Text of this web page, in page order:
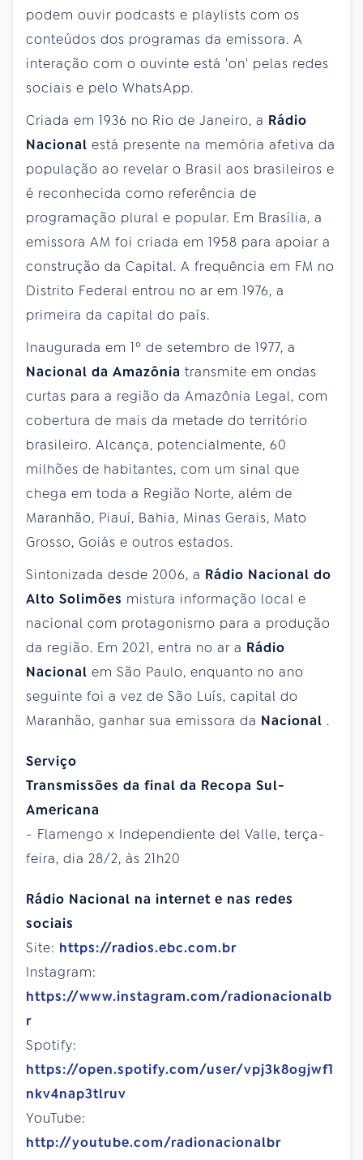
podem ouvir podcasts e playlists com os
conteúdos dos programas da emissora. A
interação com o ouvinte está 'on' pelas redes
sociais e pelo WhatsApp.
Criada em 1936 no Rio de Janeiro, a Rádio
Nacional está presente na memória afetiva da
população ao revelar o Brasil aos brasileiros e
é reconhecida como referência de
programação plural e popular. Em Brasília, a
emissora AM foi criada em 1958 para apoiar a
construção da Capital. A frequência em FM no
Distrito Federal entrou no ar em 1976, a
primeira da capital do país.
Inaugurada em 1º de setembro de 1977, a
Nacional da Amazônia transmite em ondas
curtas para a região da Amazônia Legal, com
cobertura de mais da metade do território
brasileiro. Alcança, potencialmente, 60
milhões de habitantes, com um sinal que
chega em toda a Região Norte, além de
Maranhão, Piauí, Bahia, Minas Gerais, Mato
Grosso, Goiás e outros estados.
Sintonizada desde 2006, a Rádio Nacional do
Alto Solimões mistura informação local e
nacional com protagonismo para a produção
da região. Em 2021, entra no ar a Rádio
Nacional em São Paulo, enquanto no ano
seguinte foi a vez de São Luís, capital do
Maranhão, ganhar sua emissora da Nacional .
Serviço
Transmissões da final da Recopa Sul-
Americana
- Flamengo x Independiente del Valle, terça-
feira, dia 28/2, às 21h20
Rádio Nacional na internet e nas redes
sociais
Site: https://radios.ebc.com.br
Instagram:
https://www.instagram.com/radionacionalb
r
Spotify:
https://open.spotify.com/user/vpj3k8ogjwf1
nkv4nap3tlruv
YouTube:
http://youtube.com/radionacionalbr